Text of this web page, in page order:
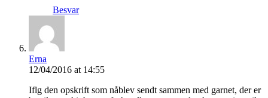
Besvar
Erna
12/04/2016 at 14:55
Iflg den opskrift som nåblev sendt sammen med garnet, der er